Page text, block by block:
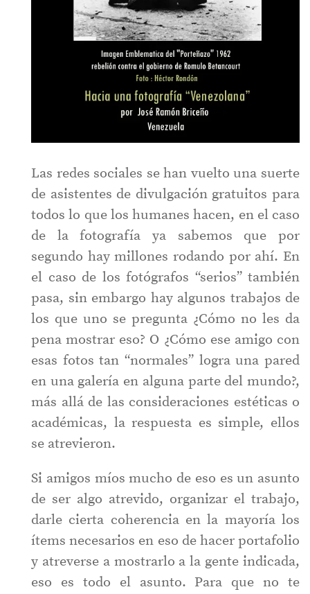
Las redes sociales se han vuelto una suerte
de asistentes de divulgación gratuitos para
todos lo que los humanes hacen, en el caso
de la fotografía ya sabemos que por
segundo hay millones rodando por ahí. En
el caso de los fotógrafos “serios” también
pasa, sin embargo hay algunos trabajos de
los que uno se pregunta ¿Cómo no les da
pena mostrar eso? O ¿Cómo ese amigo con
esas fotos tan “normales” logra una pared
en una galería en alguna parte del mundo?,
más allá de las consideraciones estéticas o
académicas, la respuesta es simple, ellos
se atrevieron.
Si amigos míos mucho de eso es un asunto
de ser algo atrevido, organizar el trabajo,
darle cierta coherencia en la mayoría los
ítems necesarios en eso de hacer portafolio
y atreverse a mostrarlo a la gente indicada,
eso es todo el asunto. Para que no te